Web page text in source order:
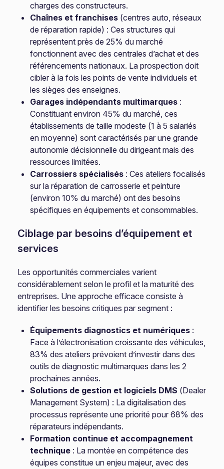
charges des constructeurs.
Chaînes et franchises (centres auto, réseaux
de réparation rapide) : Ces structures qui
représentent près de 25% du marché
fonctionnent avec des centrales d’achat et des
référencements nationaux. La prospection doit
cibler à la fois les points de vente individuels et
les sièges des enseignes.
Garages indépendants multimarques :
Constituant environ 45% du marché, ces
établissements de taille modeste (1 à 5 salariés
en moyenne) sont caractérisés par une grande
autonomie décisionnelle du dirigeant mais des
ressources limitées.
Carrossiers spécialisés : Ces ateliers focalisés
sur la réparation de carrosserie et peinture
(environ 10% du marché) ont des besoins
spécifiques en équipements et consommables.
Ciblage par besoins d’équipement et
services
Les opportunités commerciales varient
considérablement selon le profil et la maturité des
entreprises. Une approche efficace consiste à
identifier les besoins critiques par segment :
Équipements diagnostics et numériques :
Face à l’électronisation croissante des véhicules,
83% des ateliers prévoient d’investir dans des
outils de diagnostic multimarques dans les 2
prochaines années.
Solutions de gestion et logiciels DMS (Dealer
Management System) : La digitalisation des
processus représente une priorité pour 68% des
réparateurs indépendants.
Formation continue et accompagnement
technique : La montée en compétence des
équipes constitue un enjeu majeur, avec des